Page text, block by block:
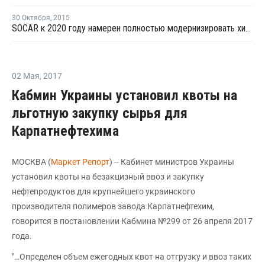
30 Октября, 2015
SOCAR к 2020 году намерен полностью модернизировать химпромышленность Азербайджана
02 Мая, 2017
Кабмин Украины установил квоты на
льготную закупку сырья для
Карпатнефтехима
МОСКВА (Маркет Репорт) -- Кабинет министров Украины
установил квоты на безакцизный ввоз и закупку
нефтепродуктов для крупнейшего украинского
производителя полимеров завода Карпатнефтехим,
говорится в постановлении Кабмина №299 от 26 апреля 2017
года.
"…Определен объем ежегодных квот на отгрузку и ввоз таких